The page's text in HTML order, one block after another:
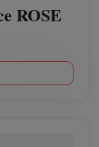
ROSE